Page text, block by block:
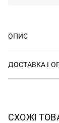
ОПИС
ДОСТАВКА І
СХОЖІ